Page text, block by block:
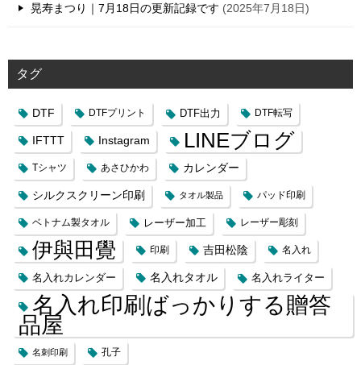
晃寿まつり｜7月18日の更新記録です 2025年7月18日
タグ
DTF DTFプリント DTF出力 DTF転写
IFTTT Instagram LINEブログ
Tシャツ あさひかわ カレンダー
シルクスクリーン印刷 タオル製品 パッド印刷
ベトナム製タオル レーザー加工 レーザー彫刻
伊與田覺 印刷 吉田松陰 名入れ
名入れカレンダー 名入れタオル 名入れライター
名入れ印刷ばっかりする贈答
品屋
名刺印刷 孔子